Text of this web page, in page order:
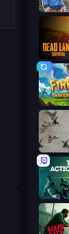
Nuclear
Dead
Warfare
Take